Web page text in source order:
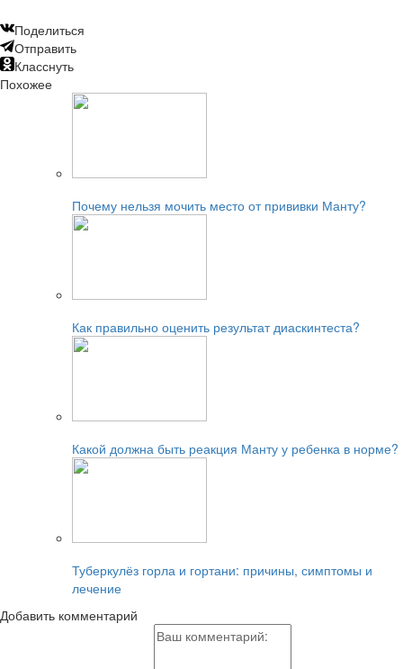
Поделиться
Отправить
Класснуть
Похожее
Почему нельзя мочить место от прививки Манту?
Как правильно оценить результат диаскинтеста?
Какой должна быть реакция Манту у ребенка в норме?
Туберкулёз горла и гортани: причины, симптомы и
лечение
Добавить комментарий